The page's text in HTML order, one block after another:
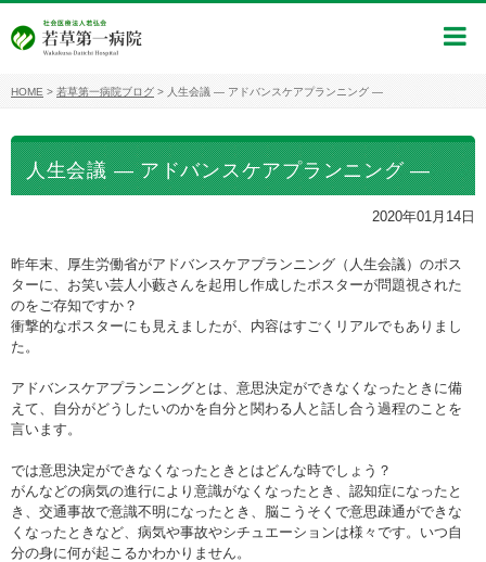
HOME > 若草第一病院ブログ > 人生会議 ― アドバンスケアプランニング ―
人生会議 ― アドバンスケアプランニング ―
2020年01月14日
昨年末、厚生労働省がアドバンスケアプランニング（人生会議）のポス
ターに、お笑い芸人小藪さんを起用し作成したポスターが問題視された
のをご存知ですか？
衝撃的なポスターにも見えましたが、内容はすごくリアルでもありまし
た。
アドバンスケアプランニングとは、意思決定ができなくなったときに備
えて、自分がどうしたいのかを自分と関わる人と話し合う過程のことを
言います。
では意思決定ができなくなったときとはどんな時でしょう？
がんなどの病気の進行により意識がなくなったとき、認知症になったと
き、交通事故で意識不明になったとき、脳こうそくで意思疎通ができな
くなったときなど、病気や事故やシチュエーションは様々です。いつ自
分の身に何が起こるかわかりません。